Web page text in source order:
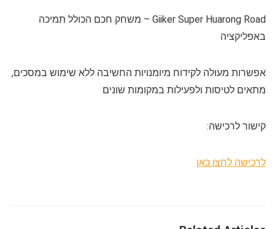
Giiker Super Huarong Road – משחק חכם הכולל תמיכה
באפליקציה
אפשרות מעולה לקידוח מיומנויות החשיבה ללא שימוש במסכים,
מתאים לטיסות ולפעילות במקומות שונים
קישור לרכישה:
לרכישה לחצו כאן